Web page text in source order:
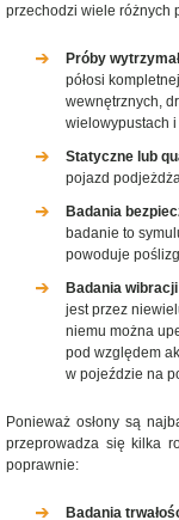
przechodzi wiele różnych
Próby
półosi
wewnętrznych,
wielowypustach
Statyczne lub
pojazd
Badania
badanie to
powoduje poślizg
Badania wibracji
jest przez
niemu można
pod względem
w pojeździe na
Ponieważ osłony są
przeprowadza się kilka
poprawnie:
Badania